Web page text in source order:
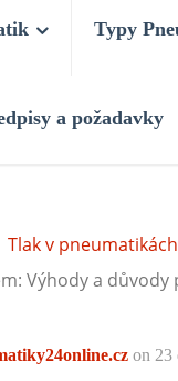
Typy
a požadavky
Tlak v pneumatikách
Výhody a
on 23